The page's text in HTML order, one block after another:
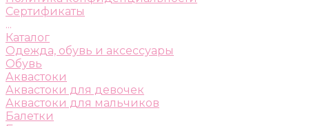
Сертификаты
...
Каталог
Одежда, обувь и аксессуары
Обувь
Аквастоки
Аквастоки для девочек
Аквастоки для мальчиков
Балетки